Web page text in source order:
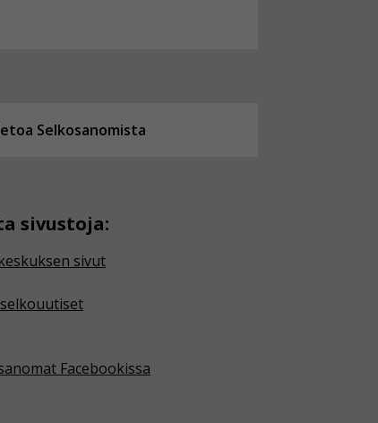
Selkosanomista
sivustoja:
sivut
selkouutiset
Facebookissa